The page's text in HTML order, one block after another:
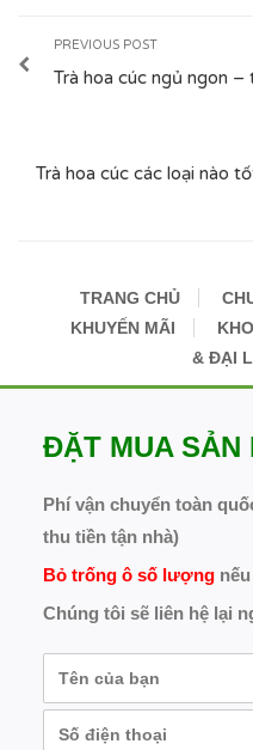
PREVIOUS POST
Trà hoa cúc ngủ ngon
Trà hoa cúc các loại nào
TRANG CHỦ
KHUYẾN MÃI
& ĐẠI
ĐẶT MUA SẢN
Phí vận chuyển toàn
thu tiền tận nhà)
Bỏ trống ô số lượngnếu
Chúng tôi sẽ liên hệ lại